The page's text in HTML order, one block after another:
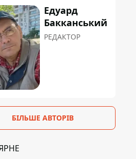
Едуард
Бакканський
РЕДАКТОР
БІЛЬШЕ АВТОРІВ